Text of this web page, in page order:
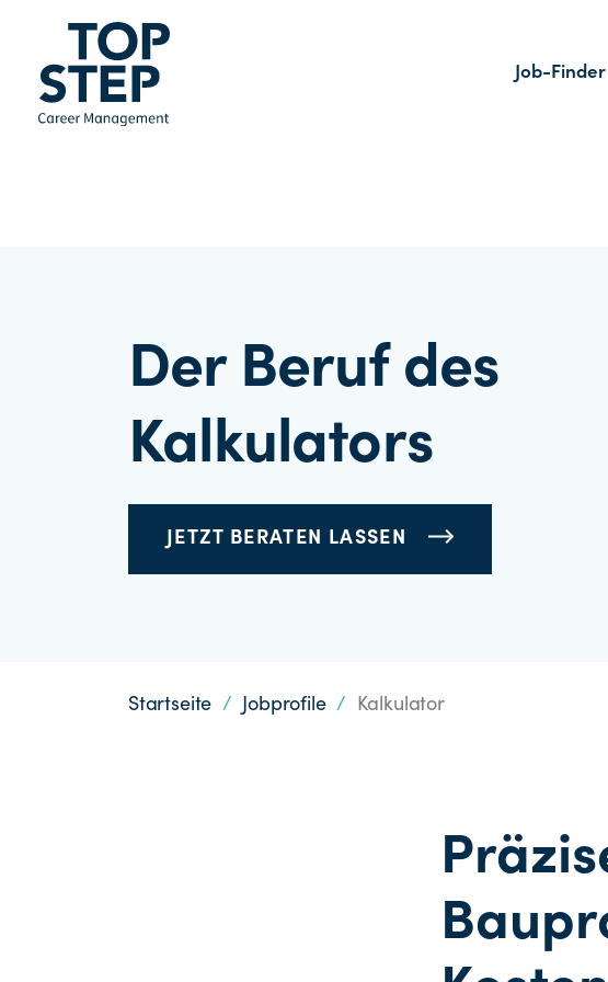
Job-Finder
Der Beruf des
Kalkulators
JETZT BERATEN LASSEN
Startseite / Jobprofile/ Kalkulator